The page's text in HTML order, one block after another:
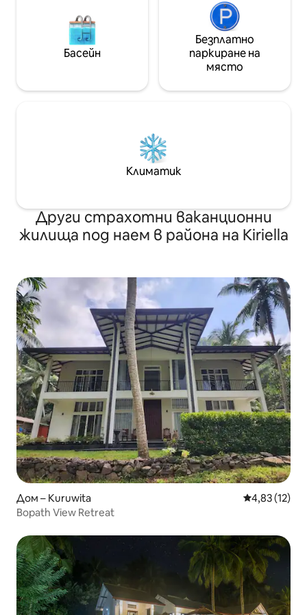
Басейн
Безплатно
паркиране на
място
Климатик
Други страхотни ваканционни
жилища под наем в района на Kiriella
Дом – Kuruwita Средна
4,83 (12)
Bopath View Retreat